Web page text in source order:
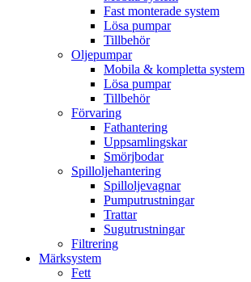
Fast monterade system
Lösa pumpar
Tillbehör
Oljepumpar
Mobila & kompletta system
Lösa pumpar
Tillbehör
Förvaring
Fathantering
Uppsamlingskar
Smörjbodar
Spilloljehantering
Spilloljevagnar
Pumputrustningar
Trattar
Sugutrustningar
Filtrering
Märksystem
Fett